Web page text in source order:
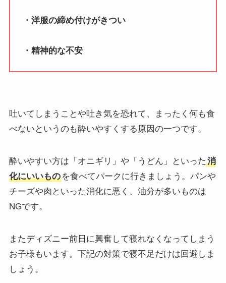
・洋服の締め付けがきつい
・精神的な不安
吐いてしまうことや吐き気を恐れて、まったく何も食
べないというのも酔いやすくする原因の一つです。
酔いやすい方は「オニギリ」や「うどん」といった 消
化にいいものを食べてパークに行きましょう。パンや
チーズや肉といった消化に悪く、油分が多いものは
NGです。
またディズニー前日に興奮して寝れなくなってしまう
お子様もいます。下記の対策で寝不足だけは回避しま
しょう。